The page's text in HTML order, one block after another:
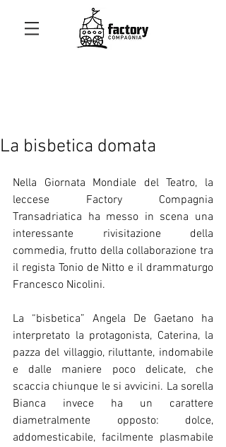
La bisbetica domata
Nella Giornata Mondiale del Teatro, la
leccese Factory Compagnia
Transadriatica ha messo in scena una
interessante rivisitazione della
commedia, frutto della collaborazione tra
il regista Tonio de Nitto e il drammaturgo
Francesco Nicolini.
La “bisbetica” Angela De Gaetano ha
interpretato la protagonista, Caterina, la
pazza del villaggio, riluttante, indomabile
e dalle maniere poco delicate, che
scaccia chiunque le si avvicini. La sorella
Bianca invece ha un carattere
diametralmente opposto: dolce,
addomesticabile, facilmente plasmabile